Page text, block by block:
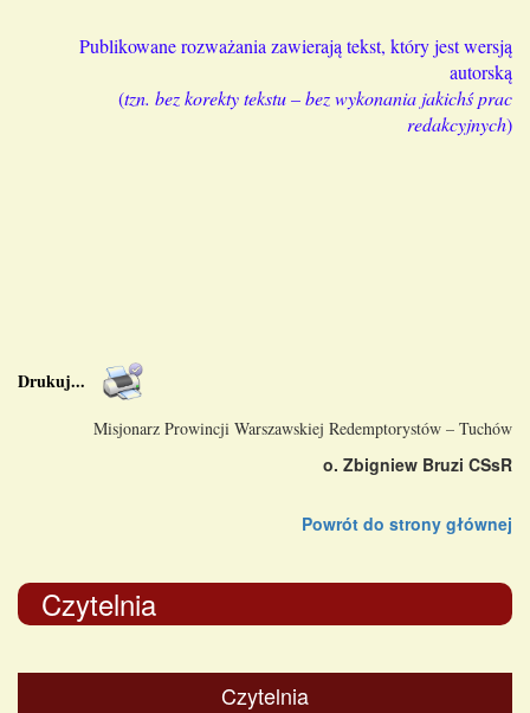
Publikowane rozważania zawierają tekst, który jest wersją
autorską
(tzn. bez korekty tekstu – bez wykonania jakichś prac
redakcyjnych)
Drukuj...
Misjonarz Prowincji Warszawskiej Redemptorystów – Tuchów
o. Zbigniew Bruzi CSsR
Powrót do strony głównej
Czytelnia
Czytelnia